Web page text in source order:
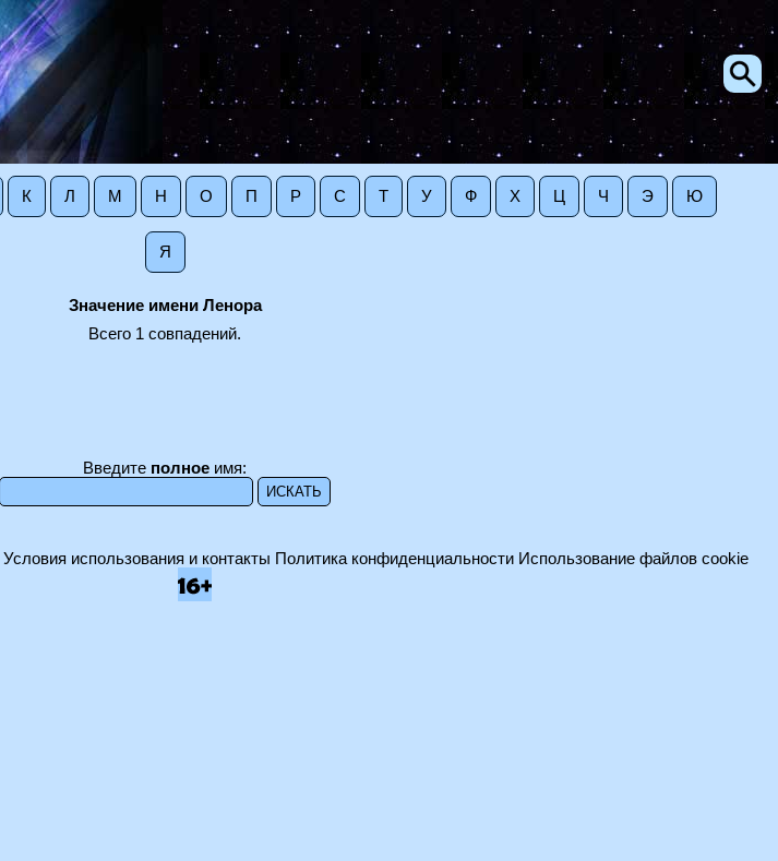
К Л М Н О П Р С Т У Ф Х Ц Ч Э Ю
Я
Значение имени Ленора
Всего 1 совпадений.
Введите полное имя:
Условия использования и контакты Политика конфиденциальности Использование файлов cookie